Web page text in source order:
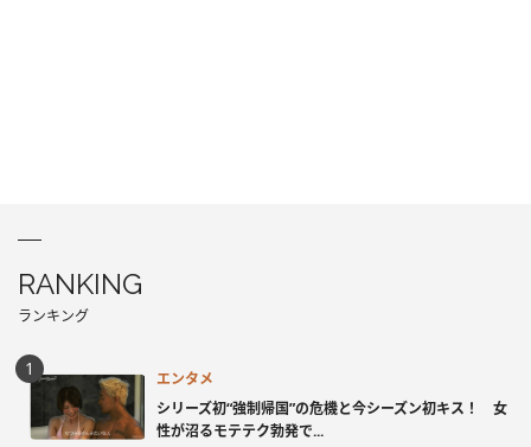
RANKING
ランキング
エンタメ
シリーズ初“強制帰国”の危機と今シーズン初キス！ 女
性が沼るモテテク勃発で...